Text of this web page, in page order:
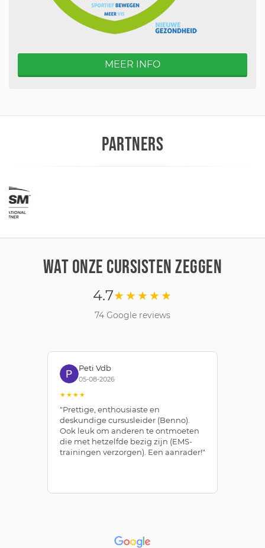
MEER INFO
PARTNERS
WAT ONZE CURSISTEN ZEGGEN
4.7★★★★★
74 Google reviews
Peti Vdb
05-08-2026
★★★★
"Prettige, enthousiaste en
deskundige cursusleider (Benno).
Ook leuk om anderen te ontmoeten
die met hetzelfde bezig zijn (EMS-
trainingen verzorgen). Een aanrader!"